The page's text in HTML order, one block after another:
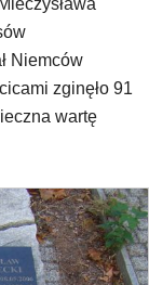
Niemców
zginęło 91
wartę